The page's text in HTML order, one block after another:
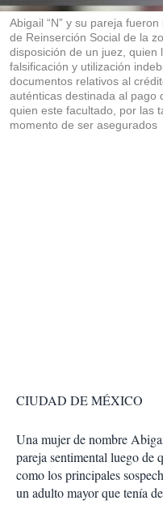
Abigail “N” y su pareja
de Reinserción Social de la
disposición de un juez, quien
falsificación y utilización
documentos relativos al
auténticas destinada al pago
quien este facultado, por las
momento de ser asegurados
CIUDAD DE MÉXICO
Una mujer de nombre
pareja sentimental luego de
como los principales
un adulto mayor que tenía